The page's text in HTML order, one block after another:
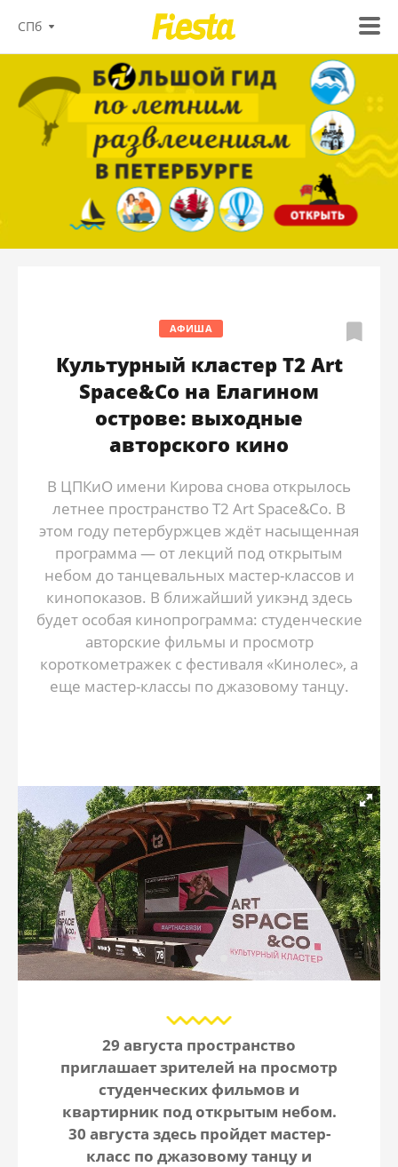
СПб
АФИША
Культурный кластер T2 Art
Space&Co на Елагином
острове: выходные
авторского кино
В ЦПКиО имени Кирова снова открылось
летнее пространство T2 Art Space&Co. В
этом году петербуржцев ждёт насыщенная
программа — от лекций под открытым
небом до танцевальных мастер-классов и
кинопоказов. В ближайший уикэнд здесь
будет особая кинопрограмма: студенческие
авторские фильмы и просмотр
короткометражек с фестиваля «Кинолес», а
еще мастер-классы по джазовому танцу.
29 августа пространство
приглашает зрителей на просмотр
студенческих фильмов и
квартирник под открытым небом.
30 августа здесь пройдет мастер-
класс по джазовому танцу и